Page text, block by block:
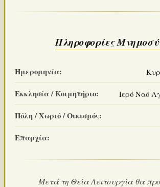
Πληροφορίες
Ημερομηνία:
Εκκλησία / Κοιμητήριο: Ιερό Ναό
Πόλη / Χωριό / Οικισμός:
Επαρχία:
Μετά τη Θεία Λειτουργία θα